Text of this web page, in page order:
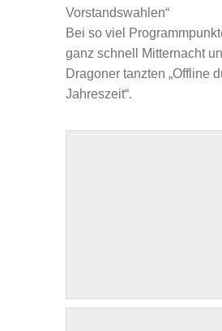
Vorstandswahlen“
Bei so viel
ganz schnell Mitternacht
Dragoner tanzten „Offline
Jahreszeit“.